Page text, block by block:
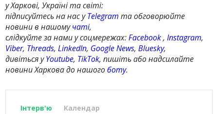
у Харкові, Україні та світі:
підписуйтесь на нас уTelegram та обговорюйте
новини в нашомучаті,
слідкуйте за нами у соцмережах:Facebook,Instagram,
Viber, Threads,LinkedIn, Google News,Bluesky,
дивіться уYoutube, TikTok, пишіть або надсилайте
новини Харкова до нашогоботу.
Інтерв'ю Календар